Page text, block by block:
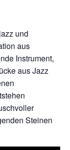
und
aus
Instrument,
aus Jazz
Steinen